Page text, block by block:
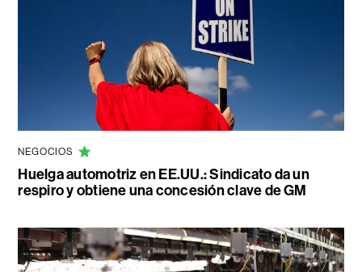
NEGOCIOS
Huelga automotriz en EE.UU.: Sindicato da un
respiro y obtiene una concesión clave de GM